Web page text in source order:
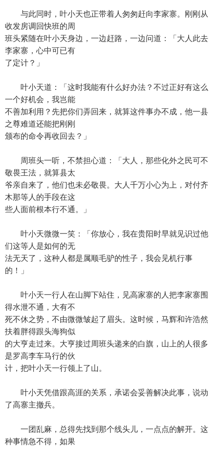
与此同时，叶小天也正带着人匆匆赶向李家寨。刚刚从
收发房调回快班的周
班头紧随在叶小天身边，一边赶路，一边问道：「大人此去
李家寨，心中可已有
了定计？」
叶小天道：「这时我能有什么好办法？不过正好有这么
一个好机会，我岂能
不善加利用？先把你们弄回来，就算这件事办不成，他一县
之尊难道还能把刚刚
颁布的命令再收回去？」
周班头一听，不禁担心道：「大人，那些化外之民可不
敬畏王法，就算县太
爷亲自来了，他们也未必敬畏。大人千万小心为上，对付齐
木那等人的手段在这
些人面前根本行不通。」
叶小天微微一笑：「你放心，我在贵阳时早就见识过他
们这等人是如何的无
法无天了，这种人都是属顺毛驴的性子，我会见机行事
的！」
叶小天一行人在山脚下站住，见高家寨的人把李家寨围
得水泄不通，大有不
死不休之势，不由微微皱起了眉头。这时候，马辉和许浩然
扶着胖得跟头海狗似
的大亨走过来。大亨接过周班头递来的白旗，山上的人很多
是罗高李车马行的伙
计，把叶小天一行领上了山。
叶小天凭借跟高涯的关系，承诺会妥善解决此事，说动
了高寨主撤兵。
一团乱麻，总得先找到那个线头儿，一点点的解开。这
种事情急不得，如果